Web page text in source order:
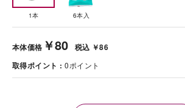
1本 6本入
本体価格 ￥80
税込 ￥86
取得ポイント
0ポイント